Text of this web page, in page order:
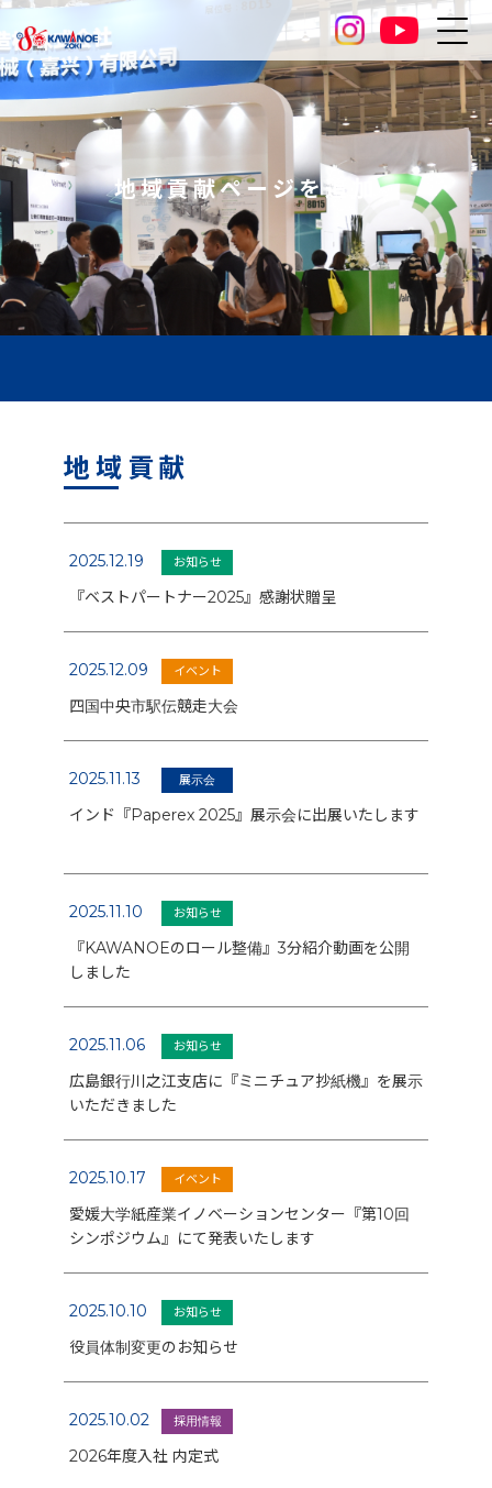
地域貢献ページを追加
地域貢献
2025.12.19 お知らせ
『ベストパートナー2025』感謝状贈呈
2025.12.09 イベント
四国中央市駅伝競走大会
2025.11.13 展示会
インド『Paperex 2025』展示会に出展いたします
2025.11.10 お知らせ
『KAWANOEのロール整備』3分紹介動画を公開
しました
2025.11.06 お知らせ
広島銀行川之江支店に『ミニチュア抄紙機』を展示
いただきました
2025.10.17 イベント
愛媛大学紙産業イノベーションセンター『第10回
シンポジウム』にて発表いたします
2025.10.10 お知らせ
役員体制変更のお知らせ
2025.10.02 採用情報
2026年度入社 内定式